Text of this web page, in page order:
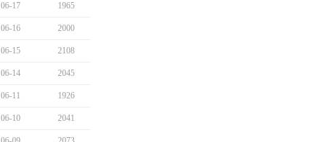
06-17 1965
06-16 2000
06-15 2108
06-14 2045
06-11 1926
06-10 2041